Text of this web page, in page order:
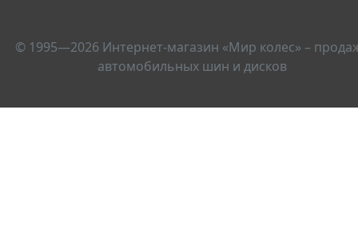
© 1995—2026 Интернет-магазин «Мир колес» –
автомобильных шин и дисков